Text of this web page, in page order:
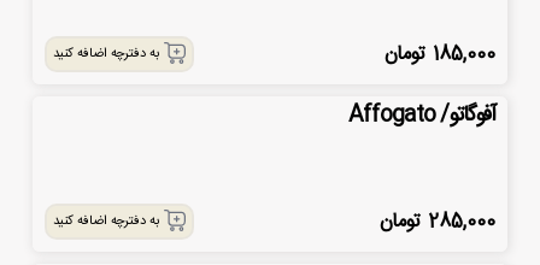
185,000 تومان به دفترچه اضافه کنید
آفوگاتو/ Affogato
285,000 تومان به دفترچه اضافه کنید